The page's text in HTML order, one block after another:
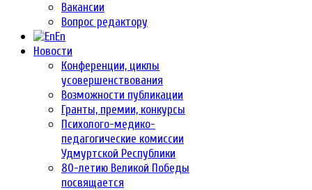
Вакансии
Вопрос редактору
En
Новости
Конференции, циклы
усовершенствования
Возможности публикации
Гранты, премии, конкурсы
Психолого-медико-
педагогические комиссии
Удмуртской Республики
80-летию Великой Победы
посвящается